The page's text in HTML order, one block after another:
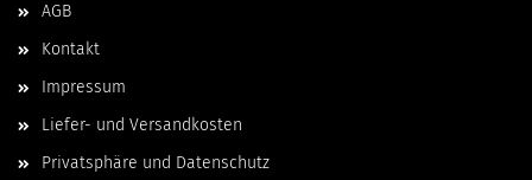
AGB
Kontakt
Impressum
Liefer- und Versandkosten
Privatsphäre und Datenschutz